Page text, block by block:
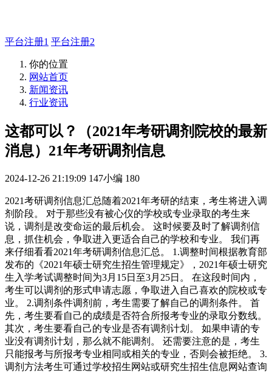
平台注册1 平台注册2
你的位置
网站首页
新闻资讯
行业资讯
这都可以？（2021年考研调剂院校的最新
消息）21年考研调剂信息
2024-12-26 21:19:09 147小编 180
2021考研调剂信息汇总随着2021年考研的结束，考生将进入调
剂阶段。 对于那些没有被心仪的学校或专业录取的考生来
说，调剂是改变命运的最后机会。 这时候要及时了解调剂信
息，抓住机会，争取进入更适合自己的学校和专业。 我们再
来仔细看看2021年考研调剂信息汇总。 1.调整时间根据教育部
发布的《2021年硕士研究生招生管理规定》，2021年硕士研究
生入学考试调整时间为3月15日至3月25日。 在这段时间内，
考生可以调剂的形式申请志愿，争取进入自己喜欢的院校或专
业。 2.调剂条件调剂前，考生需要了解自己的调剂条件。 首
先，考生要看自己的成绩是否符合所报考专业的录取分数线。
其次，考生要看自己的专业是否有调剂计划。 如果申请的专
业没有调剂计划，那么就不能调剂。 还需要注意的是，考生
只能报考与所报考专业相同或相关的专业，否则会被拒绝。 3.
调剂方法考生可通过学校招生网站或研究生招生信息网站查询